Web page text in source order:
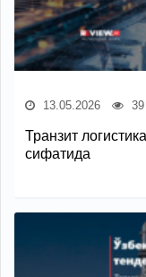
13.05.2026 39
Транзит
сифатида